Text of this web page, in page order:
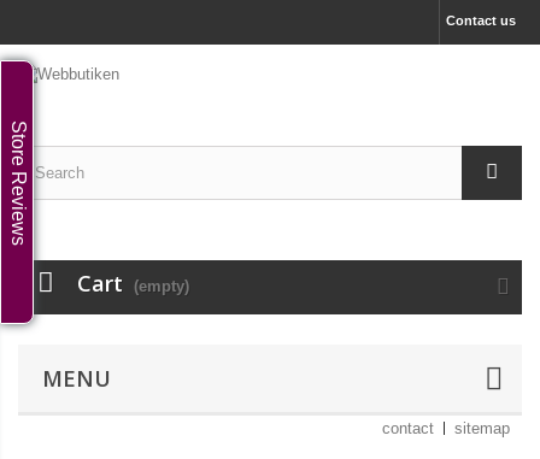
Contact us
Cart (empty)
MENU
contact sitemap
Store Reviews